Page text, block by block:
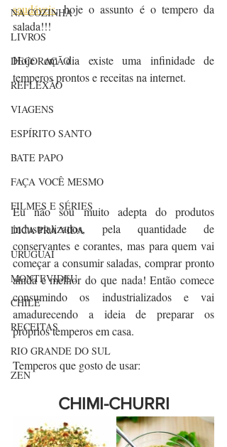
NA COZINHA
LIVROS
DECORAÇÃO
REFLEXÃO
VIAGENS
ESPÍRITO SANTO
BATE PAPO
FAÇA VOCÊ MESMO
FILMES E SÉRIES
DICA PRA VIDA
URUGUAI
MONTEVIDEU
CHILE
RECEITAS
RIO GRANDE DO SUL
ZEN
saudáveis, hoje o assunto é o tempero da
salada!!!
Hoje em dia existe uma infinidade de
temperos prontos e receitas na internet.
Eu não sou muito adepta do produtos
industrializados, pela quantidade de
conservantes e corantes, mas para quem vai
começar a consumir saladas, comprar pronto
ainda é melhor do que nada! Então comece
consumindo os industrializados e vai
amadurecendo a ideia de preparar os
próprios temperos em casa.
Temperos que gosto de usar:
CHIMI-CHURRI